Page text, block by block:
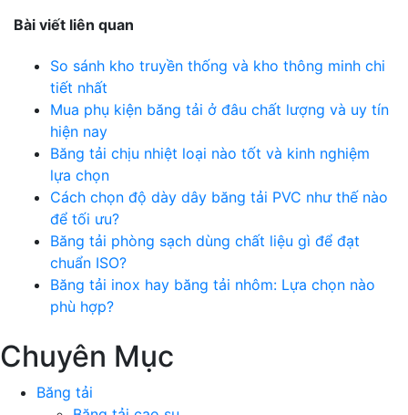
Bài viết liên quan
So sánh kho truyền thống và kho thông minh chi
tiết nhất
Mua phụ kiện băng tải ở đâu chất lượng và uy tín
hiện nay
Băng tải chịu nhiệt loại nào tốt và kinh nghiệm
lựa chọn
Cách chọn độ dày dây băng tải PVC như thế nào
để tối ưu?
Băng tải phòng sạch dùng chất liệu gì để đạt
chuẩn ISO?
Băng tải inox hay băng tải nhôm: Lựa chọn nào
phù hợp?
Chuyên Mục
Băng tải